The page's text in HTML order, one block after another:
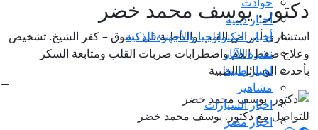
أخبار دينية
أخبار التكنولوجيا والأجهزة الذكية
نشرة الآثار
اخبار طبية
مشاهير
اخبار السيارات
اخبار مصر
دكتور. يوسف محمد خضر
استشاري أمراض القلب والباطنة في دسوق – كفر الشيخ. تشخيص
وعلاج ضغط الدم واضطرابات ضربات القلب ومتابعة السكر
بأحدث الوسائل الطبية
للتواصل مع دكتور. يوسف محمد خضر